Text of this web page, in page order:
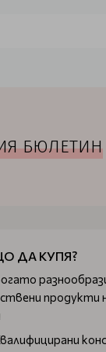
скалпа.
на
БЮЛЕТИН
ДА КУПЯ?
продукти